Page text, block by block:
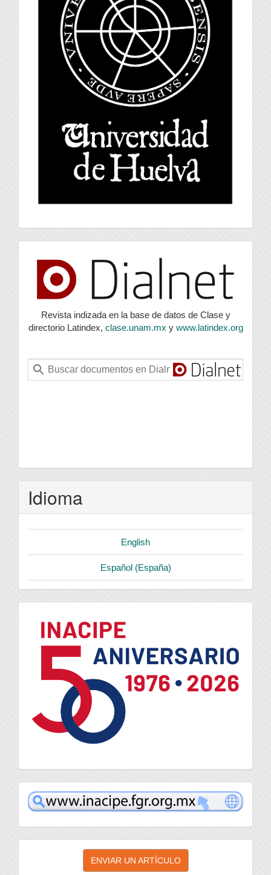
index
Revista indizada en la base de datos de Clase y
directorio Latindex, clase.unam.mx y www.latindex.org
Idioma
English
Español (España)
logo
inacipe
Enviar
ENVIAR UN ARTÍCULO